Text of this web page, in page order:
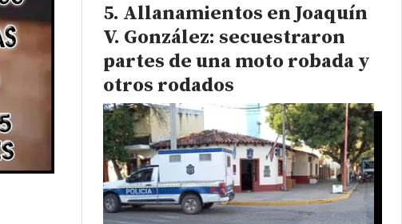
Allanamientos en Joaquín
V. González: secuestraron
partes de una moto robada y
otros rodados